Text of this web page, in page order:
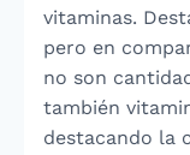
vitaminas.
pero en
no son
también
destacando la